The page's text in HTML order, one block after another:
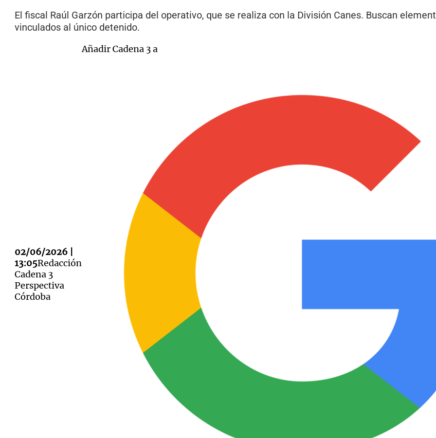
El fiscal Raúl Garzón participa del operativo, que se realiza con la División Canes. Buscan
vinculados al único detenido.
02/06/2026 |
13:05Redacción
Cadena 3
Perspectiva
Córdoba
Añadir Cadena 3 a
Mundial 2026
Notas
La Sole en Cadena 3